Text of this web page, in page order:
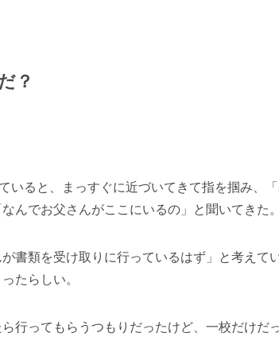
？
いると、まっすぐに近づいてきて指を掴み、
んでお父さんがここにいるの」と聞いてきた。
書類を受け取りに行っているはず」と考えて
たらしい。
行ってもらうつもりだったけど、一校だけだ